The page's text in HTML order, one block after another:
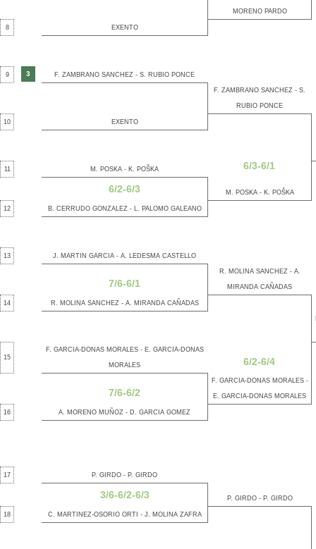
MORENO PARDO
8 EXENTO
9 3 F. ZAMBRANO SANCHEZ - S. RUBIO PONCE
F. ZAMBRANO SANCHEZ - S.
RUBIO PONCE
10 EXENTO
6/3-6/1
11 M. POSKA - K. POŠKA
6/2-6/3 M. POSKA - K. POŠKA
12 B. CERRUDO GONZALEZ - L. PALOMO GALEANO
13 J. MARTIN GARCIA - A. LEDESMA CASTELLO
7/6-6/1
R. MOLINA SANCHEZ - A.
MIRANDA CAÑADAS
14 R. MOLINA SANCHEZ - A. MIRANDA CAÑADAS
6/2-6/4
15
F. GARCIA-DONAS MORALES - E. GARCIA-DONAS
MORALES
7/6-6/2
F. GARCIA-DONAS MORALES -
E. GARCIA-DONAS MORALES
16 A. MORENO MUÑOZ - D. GARCIA GOMEZ
17 P. GIRDO - P. GIRDO
3/6-6/2-6/3 P. GIRDO - P. GIRDO
18 C. MARTINEZ-OSORIO ORTI - J. MOLINA ZAFRA